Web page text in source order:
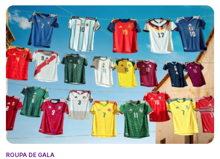
ROUPA DE GALA